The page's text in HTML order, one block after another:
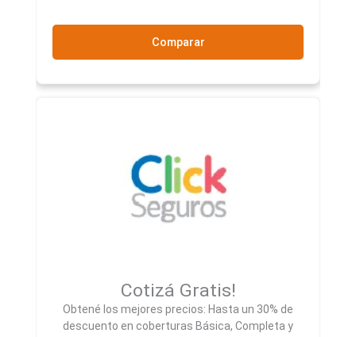
Comparar
Cotizá Gratis!
Obtené los mejores precios: Hasta un 30% de
descuento en coberturas Básica, Completa y